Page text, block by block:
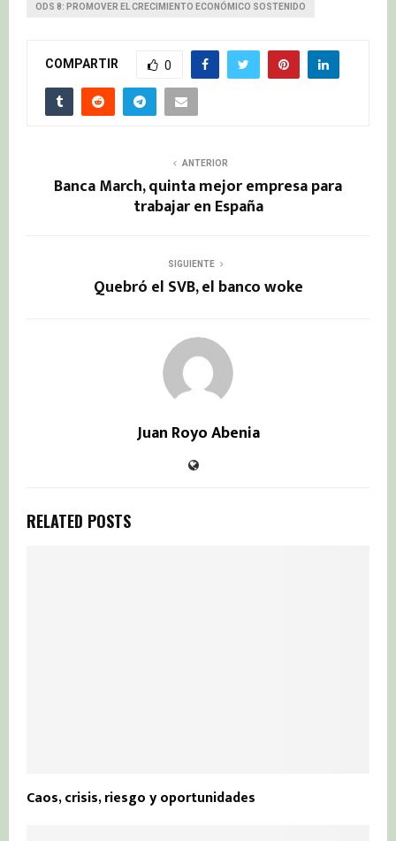
ODS 8: PROMOVER EL CRECIMIENTO ECONÓMICO SOSTENIDO
COMPARTIR 0
ANTERIOR
Banca March, quinta mejor empresa para
trabajar en España
SIGUIENTE
Quebró el SVB, el banco woke
Juan Royo Abenia
RELATED POSTS
Caos, crisis, riesgo y oportunidades